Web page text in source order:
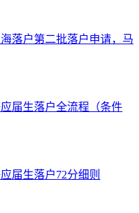
落户第二批落户申请，马
届生落户全流程（条件
届生落户72分细则